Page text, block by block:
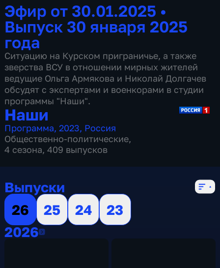
Эфир от 30.01.2025 •
Выпуск 30 января 2025
года
Ситуацию на Курском приграничье, а также
зверства ВСУ в отношении мирных жителей
ведущие Ольга Армякова и Николай Долгачев
обсудят с экспертами и военкорами в студии
программы "Наши".
Наши
Программа,2023, Россия
Общественно-политические,
4 сезона, 409 выпусков
Выпуски
26
25 24
23
20262026